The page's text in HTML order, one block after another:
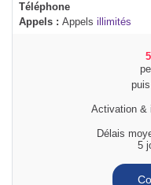
Téléphone
Appels : Appels illimités
puis
Activation &
Délais
5